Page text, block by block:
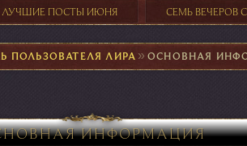
ЛУЧШИЕ ПОСТЫ ИЮНЯ СЕМЬ ВЕЧЕРОВ
ПОЛЬЗОВАТЕЛЯ ЛИРА ►ОСНОВНАЯ
ИНФОРМАЦИЯ